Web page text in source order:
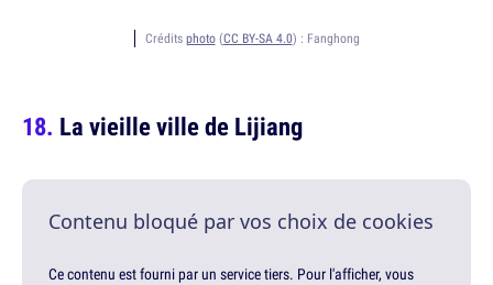
Crédits photo(CC BY-SA 4.0) : Fanghong
La vieille ville de Lijiang
Contenu bloqué par vos choix de cookies
Ce contenu est fourni par un service tiers. Pour l'afficher, vous